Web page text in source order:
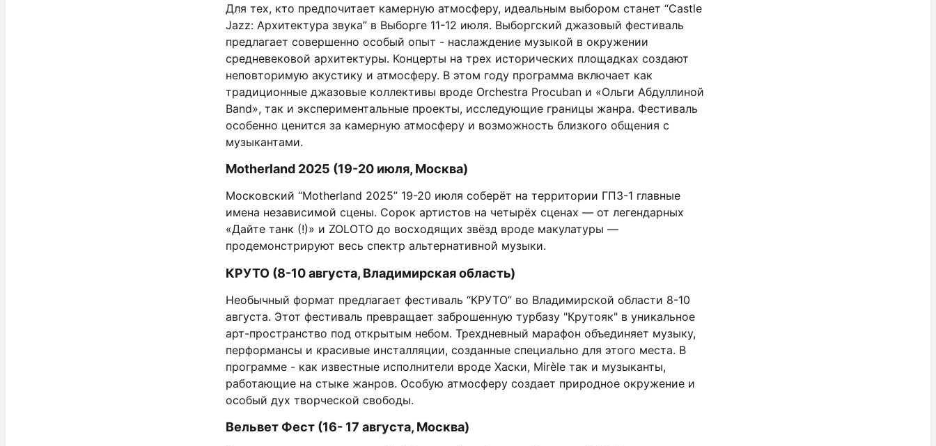
Для тех, кто предпочитает камерную атмосферу, идеальным выбором станет “Castle
Jazz: Архитектура звука” в Выборге 11-12 июля. Выборгский джазовый фестиваль
предлагает совершенно особый опыт - наслаждение музыкой в окружении
средневековой архитектуры. Концерты на трех исторических площадках создают
неповторимую акустику и атмосферу. В этом году программа включает как
традиционные джазовые коллективы вроде Orchestra Procuban и «Ольги Абдуллиной
Band», так и экспериментальные проекты, исследующие границы жанра. Фестиваль
особенно ценится за камерную атмосферу и возможность близкого общения с
музыкантами.
Motherland 2025 (19-20 июля, Москва)
Московский “Motherland 2025” 19-20 июля соберёт на территории ГПЗ-1 главные
имена независимой сцены. Сорок артистов на четырёх сценах — от легендарных
«Дайте танк (!)» и ZOLOTO до восходящих звёзд вроде макулатуры —
продемонстрируют весь спектр альтернативной музыки.
КРУТО (8-10 августа, Владимирская область)
Необычный формат предлагает фестиваль “КРУТО” во Владимирской области 8-10
августа. Этот фестиваль превращает заброшенную турбазу "Крутояк" в уникальное
арт-пространство под открытым небом. Трехдневный марафон объединяет музыку,
перформансы и красивые инсталляции, созданные специально для этого места. В
программе - как известные исполнители вроде Хаски, Mirèle так и музыканты,
работающие на стыке жанров. Особую атмосферу создает природное окружение и
особый дух творческой свободы.
Вельвет Фест (16- 17 августа, Москва)